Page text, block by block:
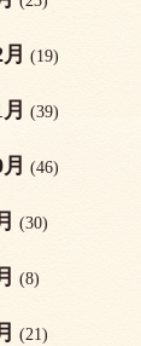
(19)
(39)
(46)
(30)
(8)
(21)